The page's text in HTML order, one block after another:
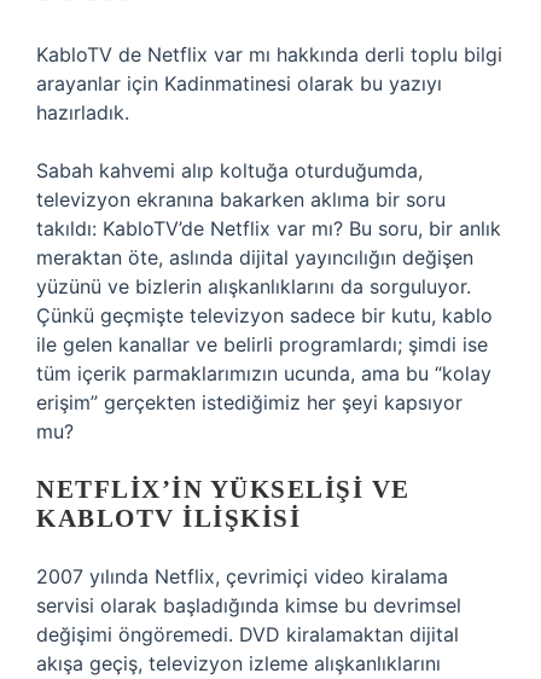
KabloTV de Netflix var mı hakkında derli toplu bilgi
arayanlar için Kadinmatinesi olarak bu yazıyı
hazırladık.
Sabah kahvemi alıp koltuğa oturduğumda,
televizyon ekranına bakarken aklıma bir soru
takıldı: KabloTV’de Netflix var mı? Bu soru, bir anlık
meraktan öte, aslında dijital yayıncılığın değişen
yüzünü ve bizlerin alışkanlıklarını da sorguluyor.
Çünkü geçmişte televizyon sadece bir kutu, kablo
ile gelen kanallar ve belirli programlardı; şimdi ise
tüm içerik parmaklarımızın ucunda, ama bu “kolay
erişim” gerçekten istediğimiz her şeyi kapsıyor
mu?
NETFLIX’IN YÜKSELIŞI VE
KABLOTV İLIŞKISI
2007 yılında Netflix, çevrimiçi video kiralama
servisi olarak başladığında kimse bu devrimsel
değişimi öngöremedi. DVD kiralamaktan dijital
akışa geçiş, televizyon izleme alışkanlıklarını